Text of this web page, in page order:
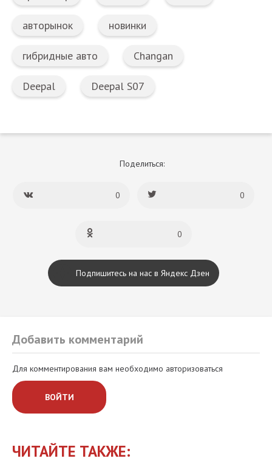
авторынок новинки
гибридные авто Changan
Deepal Deepal S07
Поделиться:
0 0
0
Подпишитесь на нас в Яндекс Дзен
Добавить комментарий
Для комментирования вам необходимо авторизоваться
ВОЙТИ
ЧИТАЙТЕ ТАКЖЕ: